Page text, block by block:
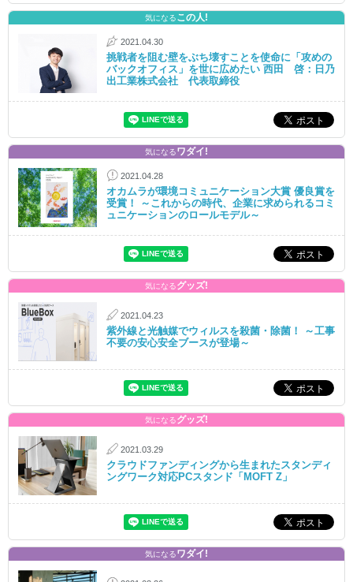
気になるこの人!
2021.04.30
挑戦者を阻む壁をぶち壊すことを使命に「攻めの
バックオフィス」を世に広めたい 西田 啓：日乃
出工業株式会社 代表取締役
気になるワダイ!
2021.04.28
オカムラが環境コミュニケーション大賞 優良賞を
受賞！ ～これからの時代、企業に求められるコミ
ュニケーションのロールモデル～
気になるグッズ!
2021.04.23
紫外線と光触媒でウィルスを殺菌・除菌！ ～工事
不要の安心安全ブースが登場～
気になるグッズ!
2021.03.29
クラウドファンディングから生まれたスタンディ
ングワーク対応PCスタンド「MOFT Z」
気になるワダイ!